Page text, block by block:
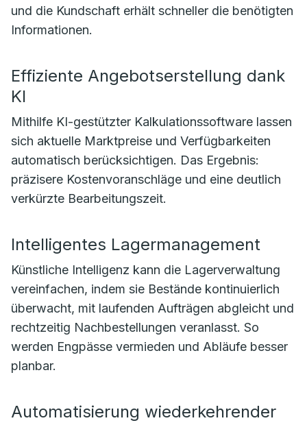
und die Kundschaft erhält schneller die benötigten
Informationen.
Effiziente Angebotserstellung dank
KI
Mithilfe KI-gestützter Kalkulationssoftware lassen
sich aktuelle Marktpreise und Verfügbarkeiten
automatisch berücksichtigen. Das Ergebnis:
präzisere Kostenvoranschläge und eine deutlich
verkürzte Bearbeitungszeit.
Intelligentes Lagermanagement
Künstliche Intelligenz kann die Lagerverwaltung
vereinfachen, indem sie Bestände kontinuierlich
überwacht, mit laufenden Aufträgen abgleicht und
rechtzeitig Nachbestellungen veranlasst. So
werden Engpässe vermieden und Abläufe besser
planbar.
Automatisierung wiederkehrender